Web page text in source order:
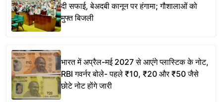
दी सफाई, बेअदबी कानून पर हंगामा; गौशालाओं को
मुफ्त बिजली
भारत में अप्रैल-मई 2027 से आएंगे प्लास्टिक के नोट,
RBI गवर्नर बोले- पहले ₹10, ₹20 और ₹50 जैसे
छोटे नोट होंगे जारी